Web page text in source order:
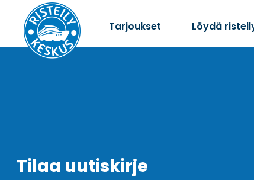
Tarjoukset Löydä
Tilaa uutiskirje